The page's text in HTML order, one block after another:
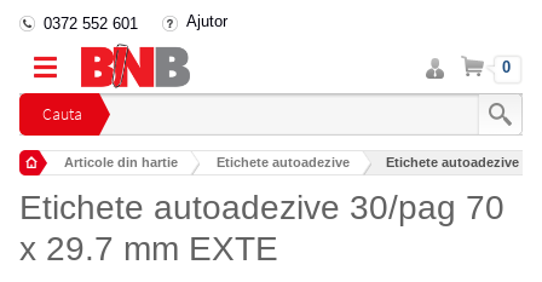
Cauta
0372 552 601 Ajutor
Intra
in
cont
Cos 0
Articole din hartie Etichete autoadezive Etichete autoadezive
Etichete autoadezive 30/pag 70
x 29.7 mm EXTE